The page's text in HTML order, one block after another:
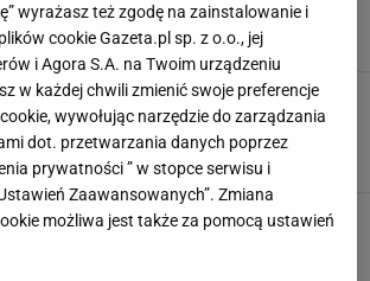
0.0 g
0.0 g
o produkcie:
0.0 g
z kapustą i grzybami tradycyjne
5,0
korzenny
wyrażasz też zgodę na zainstalowanie i
cookie Gazeta.pl sp. z o.o., jej
i Agora S.A. na Twoim urządzeniu
w każdej chwili zmienić swoje preferencje
wywołując narzędzie do zarządzania
dot. przetwarzania danych poprzez
prywatności ” w stopce serwisu i
Zaawansowanych”. Zmiana
możliwa jest także za pomocą ustawień